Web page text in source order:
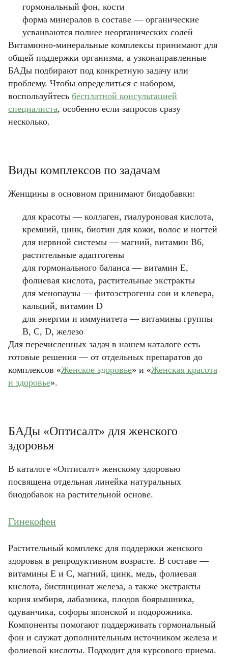
гормональный фон, кости
форма минералов в составе — органические
усваиваются полнее неорганических солей
Витаминно-минеральные комплексы принимают для
общей поддержки организма, а узконаправленные
БАДы подбирают под конкретную задачу или
проблему. Чтобы определиться с набором,
воспользуйтесь бесплатной консультацией
специалиста, особенно если запросов сразу
несколько.
Виды комплексов по задачам
Женщины в основном принимают биодобавки:
для красоты — коллаген, гиалуроновая кислота,
кремний, цинк, биотин для кожи, волос и ногтей
для нервной системы — магний, витамин B6,
растительные адаптогены
для гормонального баланса — витамин E,
фолиевая кислота, растительные экстракты
для менопаузы — фитоэстрогены сои и клевера,
кальций, витамин D
для энергии и иммунитета — витамины группы
B, C, D, железо
Для перечисленных задач в нашем каталоге есть
готовые решения — от отдельных препаратов до
комплексов «Женское здоровье» и «Женская красота
и здоровье».
БАДы «Оптисалт» для женского
здоровья
В каталоге «Оптисалт» женскому здоровью
посвящена отдельная линейка натуральных
биодобавок на растительной основе.
Гинекофен
Растительный комплекс для поддержки женского
здоровья в репродуктивном возрасте. В составе —
витамины E и C, магний, цинк, медь, фолиевая
кислота, бисглицинат железа, а также экстракты
корня имбиря, лабазника, плодов боярышника,
одуванчика, софоры японской и подорожника.
Компоненты помогают поддерживать гормональный
фон и служат дополнительным источником железа и
фолиевой кислоты. Подходит для курсового приема.
Введите корректное значение
пользовательского соглашения
политикой
конфиденциальности.
КУПИТЬ
ОТМЕНИТЬ
Телефон
Введите корректное значение
Код подтверждения
Введите корректное значение
Email
Введите корректное значение
Введите корректное значение
СОХРАНИТЬ
ОТМЕНИТЬ
Фамилия
Email
пользовательского соглашения
конфиденциальности.
КУПИТЬ
Фамилия
Email
пользовательского соглашения
конфиденциальности.
КУПИТЬ